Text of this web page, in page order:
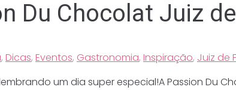
Du Chocolat Juiz
, Dicas, Eventos, Gastronomia, Inspiração, Juiz de
um dia super especial!A Passion Du